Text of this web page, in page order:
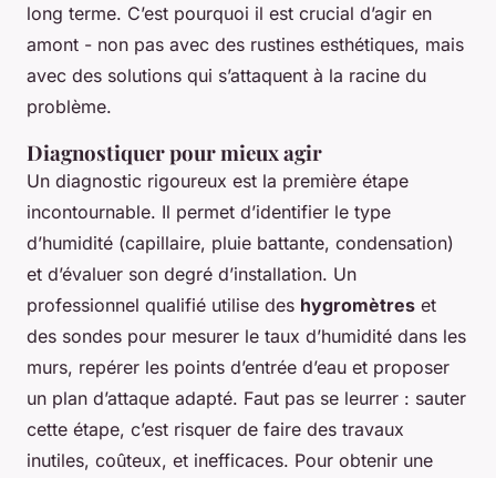
long terme. C’est pourquoi il est crucial d’agir en
amont - non pas avec des rustines esthétiques, mais
avec des solutions qui s’attaquent à la racine du
problème.
Diagnostiquer pour mieux agir
Un diagnostic rigoureux est la première étape
incontournable. Il permet d’identifier le type
d’humidité (capillaire, pluie battante, condensation)
et d’évaluer son degré d’installation. Un
professionnel qualifié utilise des hygromètres et
des sondes pour mesurer le taux d’humidité dans les
murs, repérer les points d’entrée d’eau et proposer
un plan d’attaque adapté. Faut pas se leurrer : sauter
cette étape, c’est risquer de faire des travaux
inutiles, coûteux, et inefficaces. Pour obtenir une